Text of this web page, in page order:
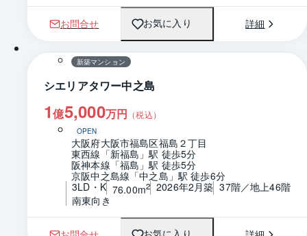
お問合せ お気に入り 詳細
1 / 0 間取り
新築マンション
シエリアタワー中之島
1億5,000万円 （税込）
OPEN
大阪府大阪市福島区福島２丁目
東西線「新福島」駅 徒歩5分
阪神本線「福島」駅 徒歩5分
京阪中之島線「中之島」駅 徒歩6分
3LD・K 76.00m2 2026年2月築 37階／地上46階
南東向き